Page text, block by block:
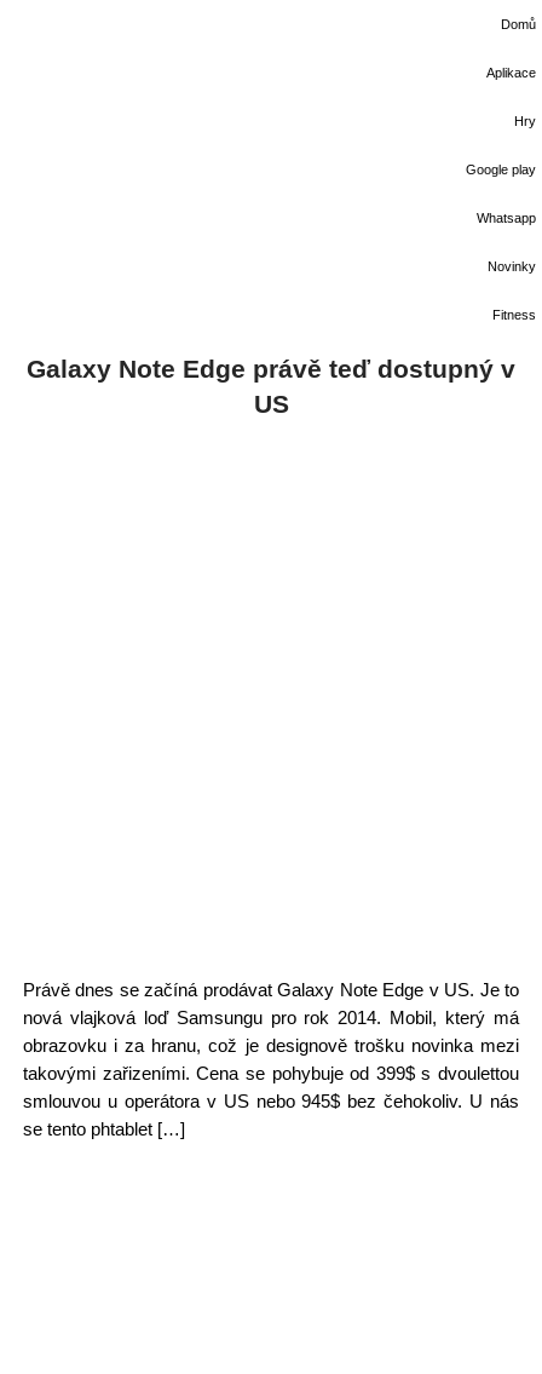
Domů
Aplikace
Hry
Google play
Whatsapp
Novinky
Fitness
Galaxy Note Edge právě teď dostupný v
US
Právě dnes se začíná prodávat Galaxy Note Edge v US. Je to
nová vlajková loď Samsungu pro rok 2014. Mobil, který má
obrazovku i za hranu, což je designově trošku novinka mezi
takovými zařizeními. Cena se pohybuje od 399$ s dvoulettou
smlouvou u operátora v US nebo 945$ bez čehokoliv. U nás
se tento phtablet […]